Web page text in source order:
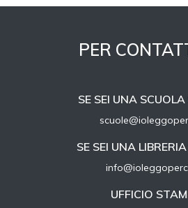
PER
SE SEI UNA
SE SEI UNA
UFFICIO